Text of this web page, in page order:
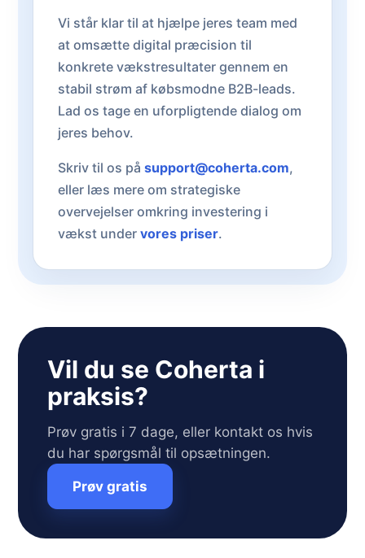
Vi står klar til at hjælpe jeres team med
at omsætte digital præcision til
konkrete vækstresultater gennem en
stabil strøm af købsmodne B2B-leads.
Lad os tage en uforpligtende dialog om
jeres behov.
Skriv til os på support@coherta.com,
eller læs mere om strategiske
overvejelser omkring investering i
vækst under vores priser.
Vil du se Coherta i
praksis?
Prøv gratis i 7 dage, eller kontakt os hvis
du har spørgsmål til opsætningen.
Prøv gratis